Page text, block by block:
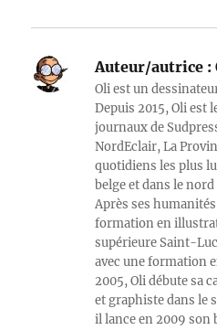
Auteur/autrice :
Oli est un
Depuis 2015, Oli est
journaux de
NordEclair, La
quotidiens les plus
belge et dans le
Après ses
formation en
supérieure Saint-
avec une formation
2005, Oli débute sa
et graphiste dans le
il lance en 2009 son